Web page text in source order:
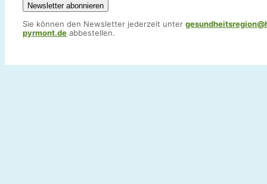
Sie können den Newsletter jederzeit unter
pyrmont.de abbestellen.